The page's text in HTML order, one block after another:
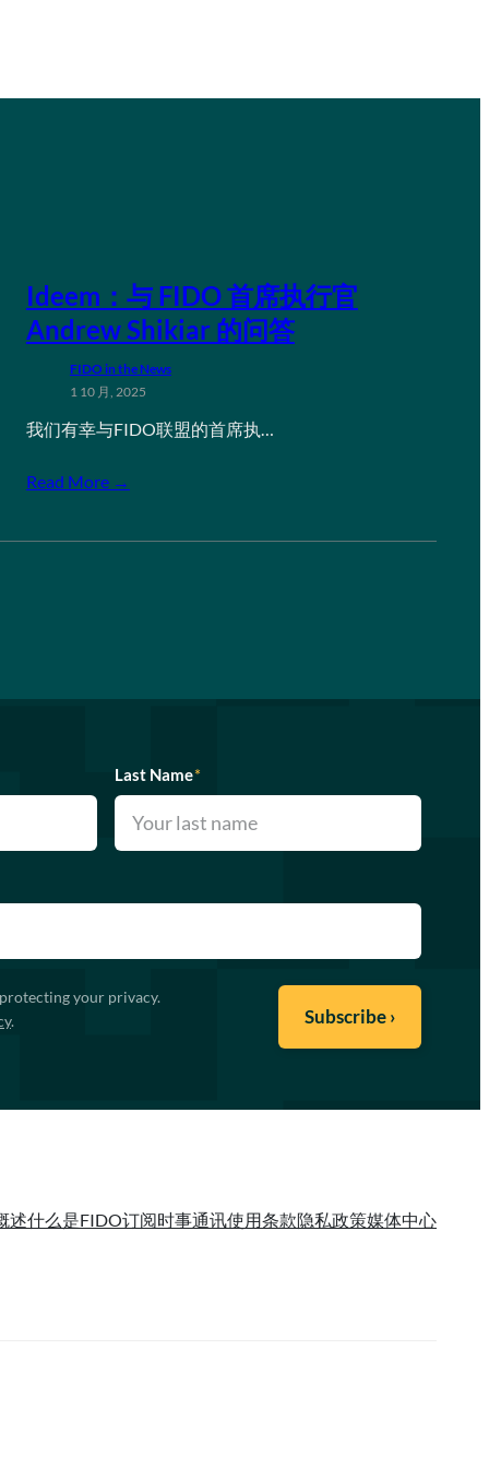
Ideem：与 FIDO 首席执行官
Andrew Shikiar 的问答
FIDO in the News
1 10 月, 2025
我们有幸与FIDO联盟的首席执…
Read More →
Last Name*
your privacy.
.
述什么是FIDO订阅时事通讯使用条款隐私政策媒体中心